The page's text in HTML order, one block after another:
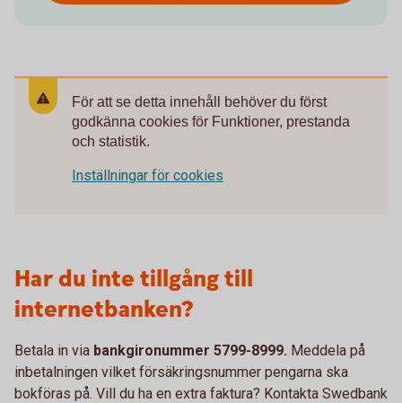
För att se detta innehåll behöver du först
godkänna cookies för Funktioner, prestanda
och statistik.
Inställningar för cookies
Har du inte tillgång till
internetbanken?
Betala in via bankgironummer 5799-8999. Meddela på
inbetalningen vilket försäkringsnummer pengarna ska
bokföras på. Vill du ha en extra faktura? Kontakta Swedbank